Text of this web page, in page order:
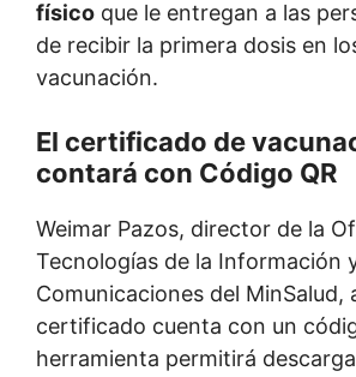
físico que le entregan a las
de recibir la primera dosis en
vacunación.
El certificado de
contará con Código QR
Weimar Pazos, director de la
Tecnologías de la Información
Comunicaciones del MinSalud,
certificado cuenta con un
herramienta permitirá